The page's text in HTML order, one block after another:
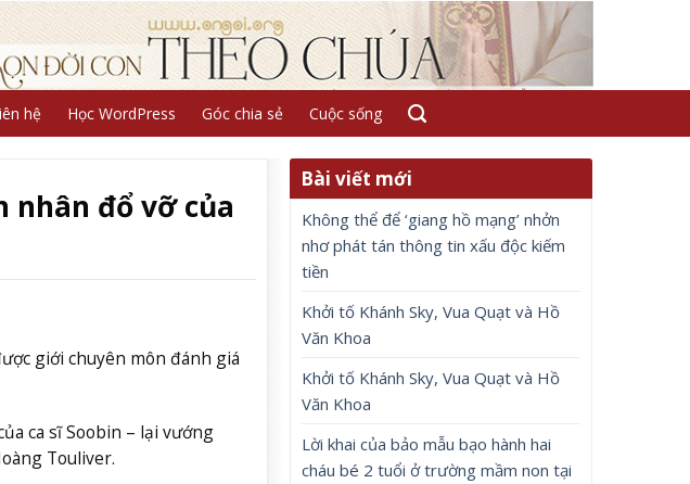
hệ Học WordPress Góc chia sẻ Cuộc sống
nhân đổ vỡ của
giới chuyên môn đánh giá
ca sĩ Soobin – lại vướng
Touliver.
Bài viết mới
Không thể để ‘giang hồ mạng’ nhởn
nhơ phát tán thông tin xấu độc kiếm
tiền
Khởi tố Khánh Sky, Vua Quạt và Hồ
Văn Khoa
Khởi tố Khánh Sky, Vua Quạt và Hồ
Văn Khoa
Lời khai của bảo mẫu bạo hành hai
cháu bé 2 tuổi ở trường mầm non tại